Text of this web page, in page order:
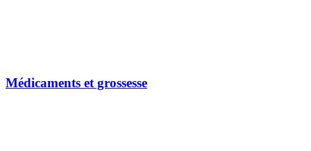
Médicaments et grossesse